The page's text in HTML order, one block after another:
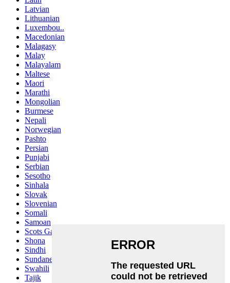
Latvian
Lithuanian
Luxembou..
Macedonian
Malagasy
Malay
Malayalam
Maltese
Maori
Marathi
Mongolian
Burmese
Nepali
Norwegian
Pashto
Persian
Punjabi
Serbian
Sesotho
Sinhala
Slovak
Slovenian
Somali
Samoan
Scots Gaelic
Shona
Sindhi
Sundanese
Swahili
Tajik